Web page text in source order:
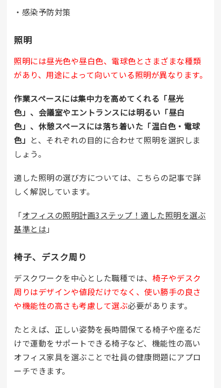
・感染予防対策
照明
照明には昼光色や昼白色、電球色とさまざまな種類
があり、用途によって向いている照明が異なります。
作業スペースには集中力を高めてくれる「昼光
色」、会議室やエントランスには明るい「昼白
色」、休憩スペースには落ち着いた「温白色・電球
色」 と、それぞれの目的に合わせて照明を選択しま
しょう。
適した照明の選び方については、こちらの記事で詳
しく解説しています。
「オフィスの照明計画3ステップ！適した照明を選ぶ
基準とは 」
椅子、デスク周り
デスクワークを中心とした職種では、 椅子やデスク
周りはデザインや値段だけでなく、使い勝手の良さ
や機能性の高さも考慮して選ぶ必要があります。
たとえば、正しい姿勢を長時間保てる椅子や座るだ
けで運動をサポートできる椅子など、機能性の高い
オフィス家具を選ぶことで社員の健康問題にアプロ
ーチできます。